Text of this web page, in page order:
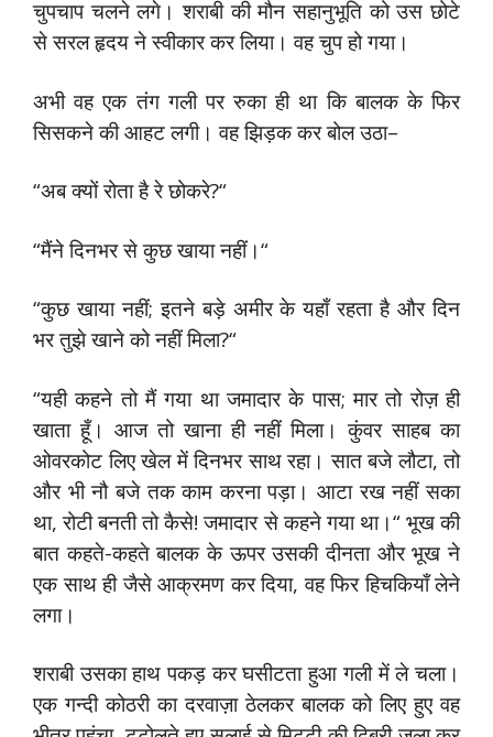
चुपचाप चलने लगे। शराबी की मौन सहानुभूति को उस छोटे
से सरल हृदय ने स्वीकार कर लिया। वह चुप हो गया।
अभी वह एक तंग गली पर रुका ही था कि बालक के फिर
सिसकने की आहट लगी। वह झिड़क कर बोल उठा–
“अब क्यों रोता है रे छोकरे?“
“मैंने दिनभर से कुछ खाया नहीं।“
“कुछ खाया नहीं; इतने बड़े अमीर के यहाँ रहता है और दिन
भर तुझे खाने को नहीं मिला?“
“यही कहने तो मैं गया था जमादार के पास; मार तो रोज़ ही
खाता हूँ। आज तो खाना ही नहीं मिला। कुंवर साहब का
ओवरकोट लिए खेल में दिनभर साथ रहा। सात बजे लौटा, तो
और भी नौ बजे तक काम करना पड़ा। आटा रख नहीं सका
था, रोटी बनती तो कैसे! जमादार से कहने गया था।“ भूख की
बात कहते-कहते बालक के ऊपर उसकी दीनता और भूख ने
एक साथ ही जैसे आक्रमण कर दिया, वह फिर हिचकियाँ लेने
लगा।
शराबी उसका हाथ पकड़ कर घसीटता हुआ गली में ले चला।
एक गन्दी कोठरी का दरवाज़ा ठेलकर बालक को लिए हुए वह